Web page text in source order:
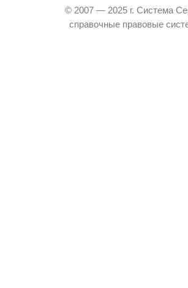
© 2007 — 2025 г. Система
справочные правовые